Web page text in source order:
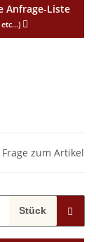
Anfrage-Liste
Frage zum Artikel
Stück